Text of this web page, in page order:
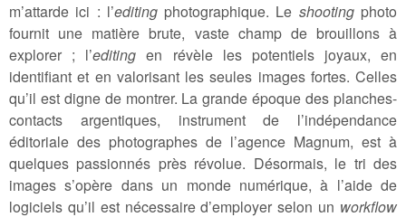
m’attarde ici : l’editingphotographique. Le shootingphoto
fournit une matière brute, vaste champ de brouillons à
explorer ; l’editingen révèle les potentiels joyaux, en
identifiant et en valorisant les seules images fortes. Celles
qu’il est digne de montrer. La grande époque des planches-
contacts argentiques, instrument de l’indépendance
éditoriale des photographes de l’agence Magnum, est à
quelques passionnés près révolue. Désormais, le tri des
images s’opère dans un monde numérique, à l’aide de
logiciels qu’il est nécessaire d’employer selon un workflow